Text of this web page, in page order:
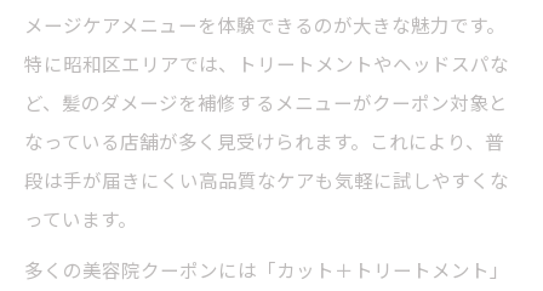
メージケアメニューを体験できるのが大きな魅力です。
特に昭和区エリアでは、トリートメントやヘッドスパな
ど、髪のダメージを補修するメニューがクーポン対象と
なっている店舗が多く見受けられます。これにより、普
段は手が届きにくい高品質なケアも気軽に試しやすくな
っています。
多くの美容院クーポンには「カット＋トリートメント」